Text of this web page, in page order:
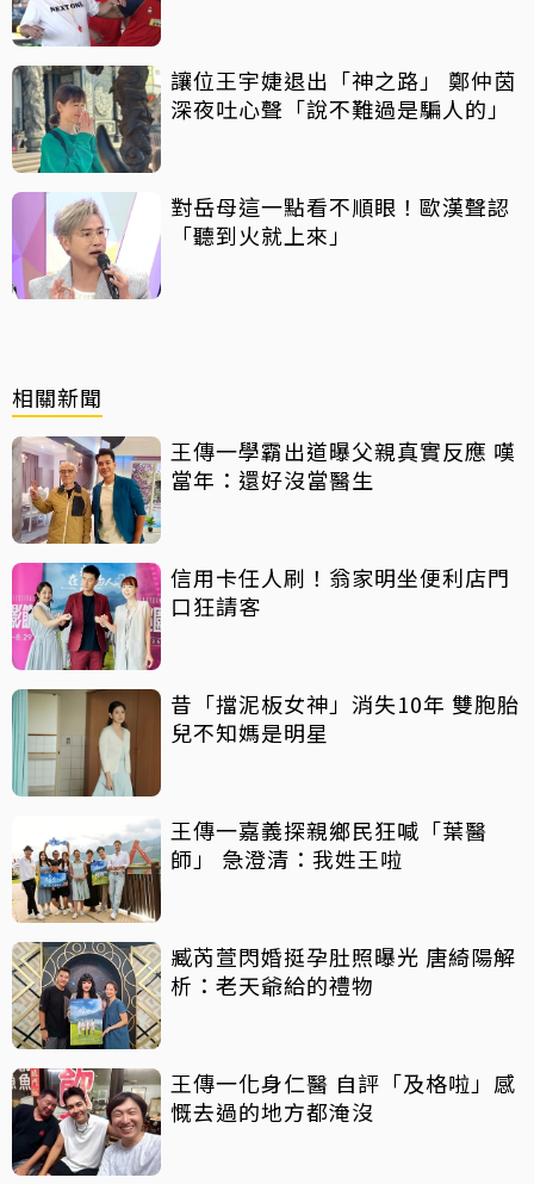
讓位王宇婕退出「神之路」 鄭仲茵
深夜吐心聲「說不難過是騙人的」
對岳母這一點看不順眼！歐漢聲認
「聽到火就上來」
相關新聞
王傳一學霸出道曝父親真實反應 嘆
當年：還好沒當醫生
信用卡任人刷！翁家明坐便利店門
口狂請客
昔「擋泥板女神」消失10年 雙胞胎
兒不知媽是明星
王傳一嘉義探親鄉民狂喊「葉醫
師」 急澄清：我姓王啦
臧芮萱閃婚挺孕肚照曝光 唐綺陽解
析：老天爺給的禮物
王傳一化身仁醫 自評「及格啦」感
慨去過的地方都淹沒